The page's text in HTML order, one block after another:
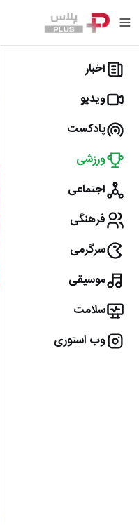
اخبار
ویدیو
پادکست
ورزشی
اجتماعی
فرهنگی
سرگرمی
موسیقی
سلامت
وب استوری